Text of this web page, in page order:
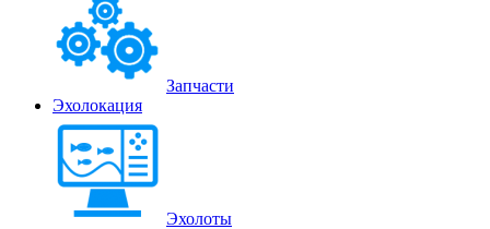
Запчасти
Эхолокация
Эхолоты